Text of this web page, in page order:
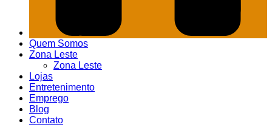
Quem Somos
Zona Leste
Zona Leste
Lojas
Entretenimento
Emprego
Blog
Contato